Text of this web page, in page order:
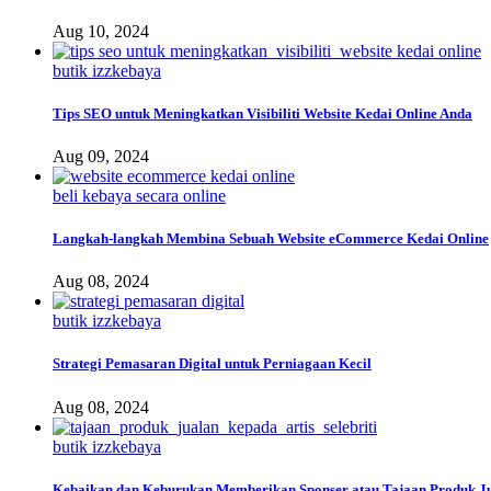
Aug 10, 2024
butik izzkebaya
Tips SEO untuk Meningkatkan Visibiliti Website Kedai Online Anda
Aug 09, 2024
beli kebaya secara online
Langkah-langkah Membina Sebuah Website eCommerce Kedai Online
Aug 08, 2024
butik izzkebaya
Strategi Pemasaran Digital untuk Perniagaan Kecil
Aug 08, 2024
butik izzkebaya